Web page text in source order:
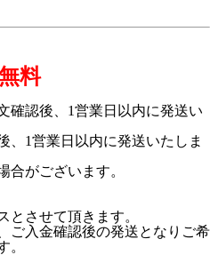
料
確認後、1営業日以内に発送い
1営業日以内に発送いたしま
がございます。
とさせて頂きます。
ご入金確認後の発送となりご希
。